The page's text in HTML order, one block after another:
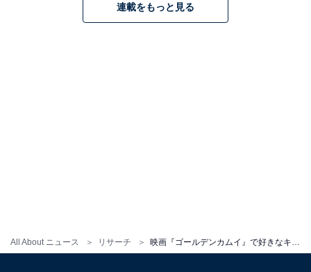
All About ニュース リサーチ
10位までの全ランキング結果を見
連載をもっと見る